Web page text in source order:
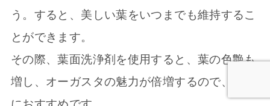
う。すると、美しい葉をいつまでも維持するこ
とができます。
その際、葉面洗浄剤を使用すると、葉の色艶も
増し、オーガスタの魅力が倍増するので、さら